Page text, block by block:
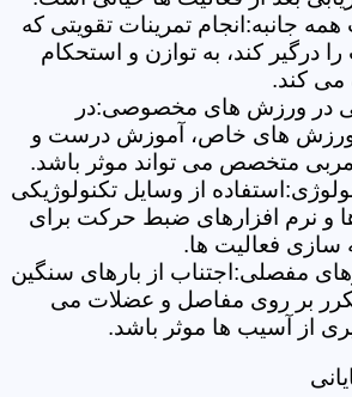
جانبه:انجام تمرینات تقویتی که
درگیر کند، به توازن و استحکام
کند.
در ورزش های مخصوصی:در
ورزش های خاص، آموزش درست و
متخصص می تواند موثر باشد.
از وسایل تکنولوژیکی
و نرم افزارهای ضبط حرکت برای
سازی فعالیت ها.
مفصلی:اجتناب از بارهای سنگین
بر روی مفاصل و عضلات می
از آسیب ها موثر باشد.